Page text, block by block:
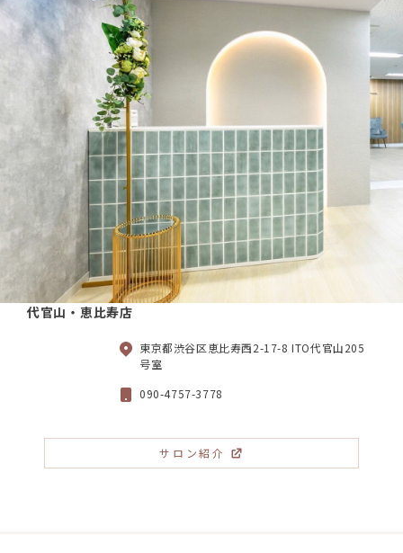
代官山・恵比寿店
東京都渋谷区恵比寿西2-17-8 ITO代官山205
号室
090-4757-3778
サロン紹介